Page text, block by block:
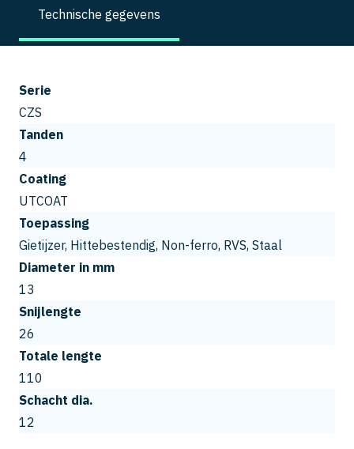
Technische gegevens
Serie
CZS
Tanden
4
Coating
UTCOAT
Toepassing
Gietijzer, Hittebestendig, Non-ferro, RVS, Staal
Diameter in mm
13
Snijlengte
26
Totale lengte
110
Schacht dia.
12